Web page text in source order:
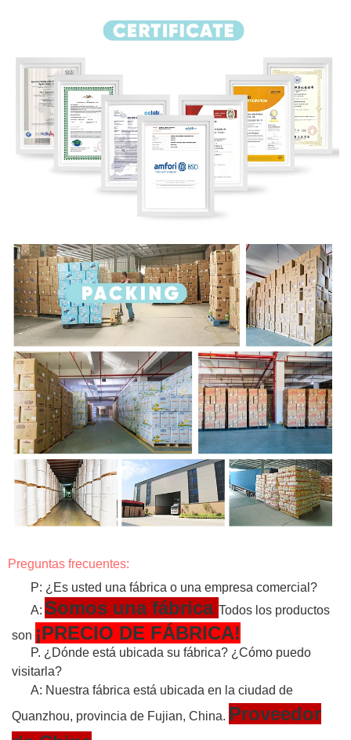
Preguntas frecuentes:
P: ¿Es usted una fábrica o una empresa comercial?
A: Somos una fábrica Todos los productos
son ¡PRECIO DE FÁBRICA!
P. ¿Dónde está ubicada su fábrica? ¿Cómo puedo
visitarla?
A: Nuestra fábrica está ubicada en la ciudad de
Quanzhou, provincia de Fujian, China. Proveedor